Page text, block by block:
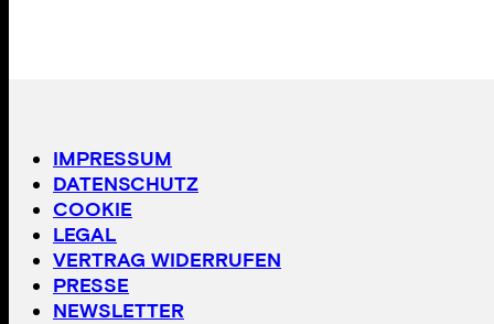
IMPRESSUM
DATENSCHUTZ
COOKIE
LEGAL
VERTRAG WIDERRUFEN
PRESSE
NEWSLETTER